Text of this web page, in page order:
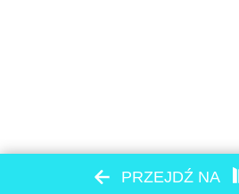
PRZEJDŹ NA